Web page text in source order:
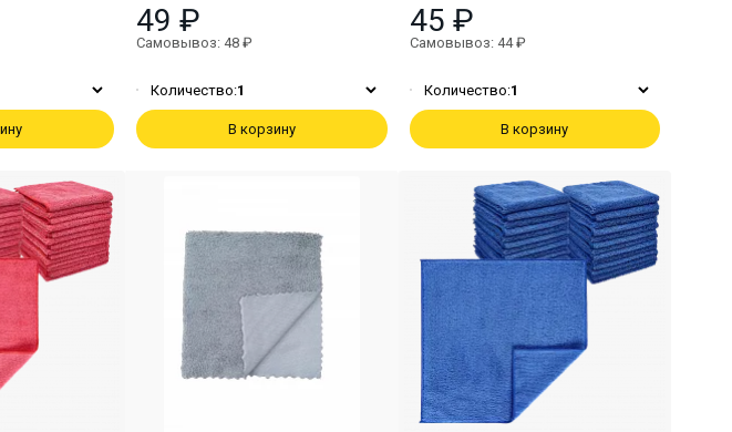
49 ₽
Самовывоз: 48 ₽
Количество:1
В корзину
45 ₽
Самовывоз: 44 ₽
Количество:1
В корзину